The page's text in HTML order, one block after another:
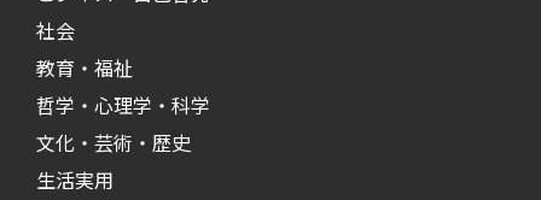
社会
教育・福祉
哲学・心理学・科学
文化・芸術・歴史
生活実用